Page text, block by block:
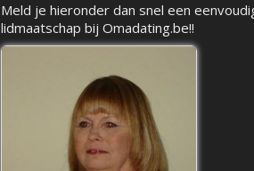
Meld je hieronder dan snel een
lidmaatschap bij Omadating.be!!